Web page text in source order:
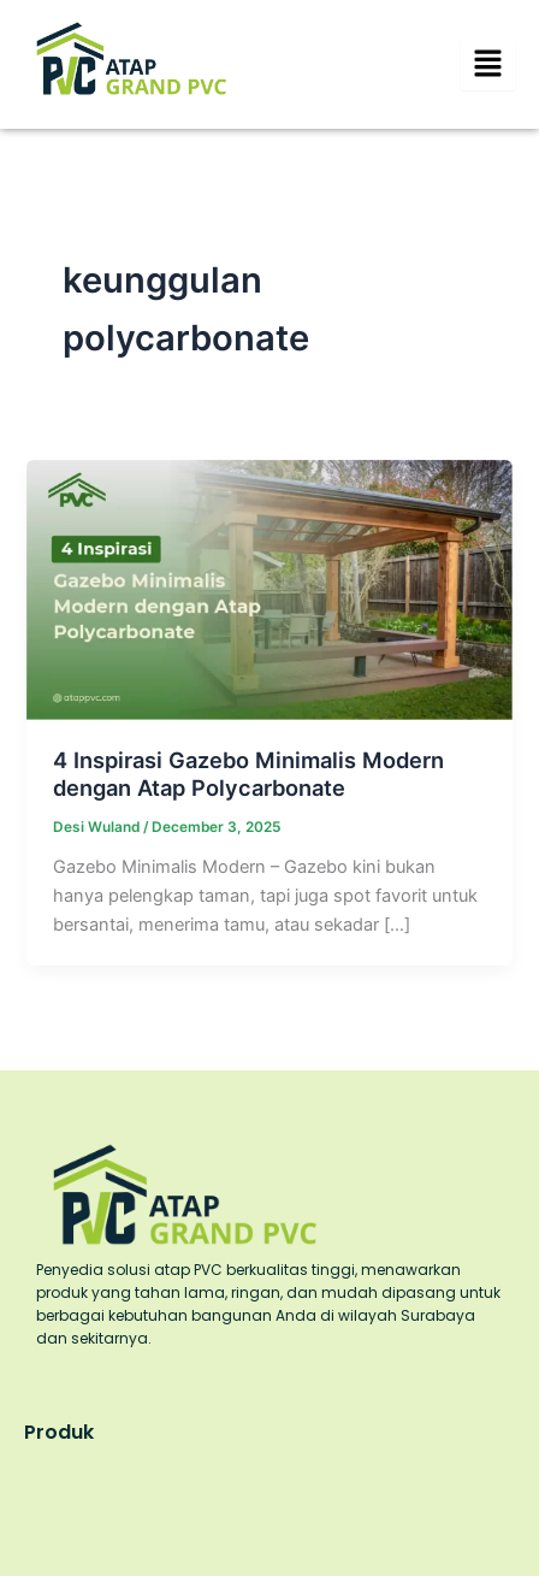
content
keunggulan
polycarbonate
4 Inspirasi Gazebo Minimalis Modern
dengan Atap Polycarbonate
Desi Wuland/December 3, 2025
Gazebo Minimalis Modern – Gazebo kini bukan
hanya pelengkap taman, tapi juga spot favorit untuk
bersantai, menerima tamu, atau sekadar […]
Penyedia solusi atap PVC berkualitas tinggi, menawarkan
produk yang tahan lama, ringan, dan mudah dipasang untuk
berbagai kebutuhan bangunan Anda di wilayah Surabaya
dan sekitarnya.
Produk